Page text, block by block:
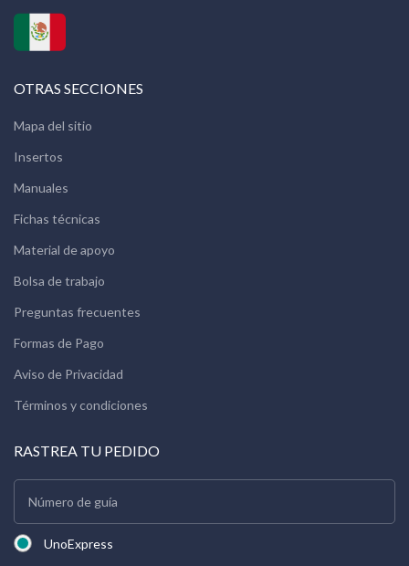
OTRAS SECCIONES
Mapa del sitio
Insertos
Manuales
Fichas técnicas
Material de apoyo
Bolsa de trabajo
Preguntas frecuentes
Formas de Pago
Aviso de Privacidad
Términos y condiciones
RASTREA TU PEDIDO
UnoExpress